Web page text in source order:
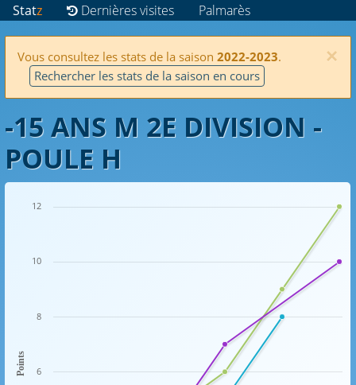
Statz Dernières visites Palmarès
×
Vous consultez les stats de la saison 2022-2023.
Rechercher les stats de la saison en cours
-15 ANS M 2E DIVISION -
POULE H
Points 6
8
10
12